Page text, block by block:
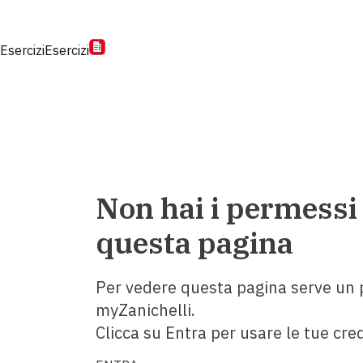
EserciziEsercizi
Non hai i
questa pagina
Per vedere questa pagina serve un
myZanichelli.
Clicca su Entra per usare le tue